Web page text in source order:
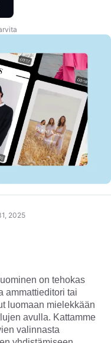
2025
on tehokas
ammattieditori tai
luomaan mielekkään
avulla. Kattamme
valinnasta